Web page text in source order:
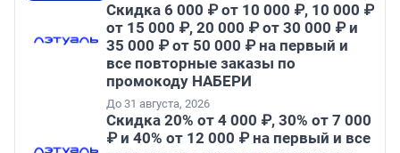
Скидка 6 000 ₽ от 10 000 ₽, 10 000 ₽
от 15 000 ₽, 20 000 ₽ от 30 000 ₽ и
35 000 ₽ от 50 000 ₽ на первый и
все повторные заказы по
промокоду НАБЕРИ
До 31 августа, 2026
Скидка 20% от 4 000 ₽, 30% от 7 000
₽ и 40% от 12 000 ₽ на первый и все